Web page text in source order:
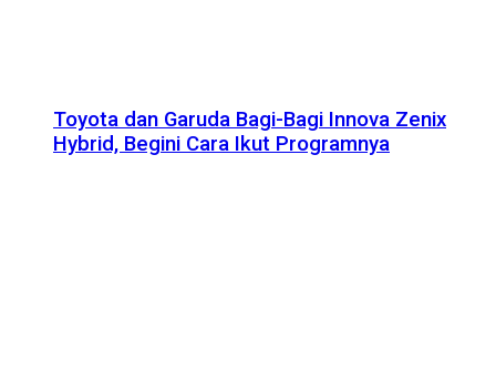
Toyota dan Garuda Bagi-Bagi Innova Zenix
Hybrid, Begini Cara Ikut Programnya